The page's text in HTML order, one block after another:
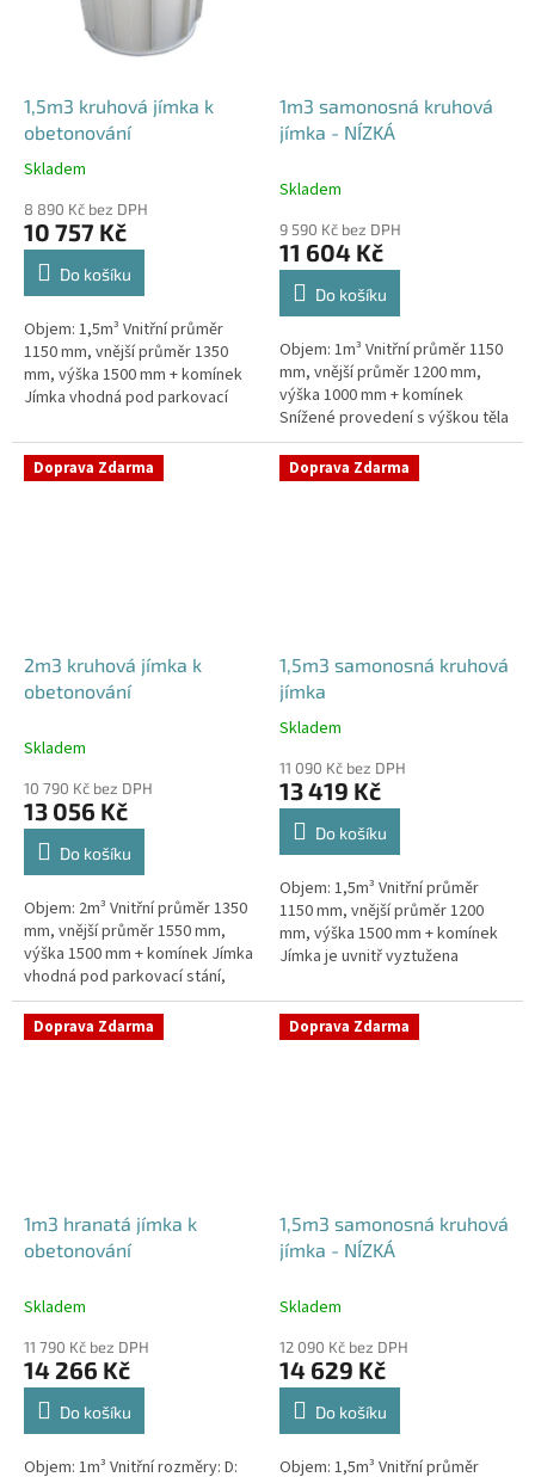
1,5m3 kruhová jímka k
obetonování
Průměrné
produktu
je
5,0
hvězdiček.
Skladem
8 890 Kč bez DPH
10 757 Kč
Do košíku
Objem: 1,5m³ Vnitřní průměr
1150 mm, vnější průměr 1350
mm, výška 1500 mm + komínek
Jímka vhodná pod parkovací
Průměr přítoku specifikujte v...
1m3 samonosná kruhová
jímka - NÍZKÁ
Skladem
9 590 Kč bez DPH
11 604 Kč
Do košíku
Objem: 1m³ Vnitřní průměr 1150
mm, vnější průměr 1200 mm,
výška 1000 mm + komínek
Snížené provedení s výškou těla
pouhý 1m! Kvalitní, pevná jímka
bez potřeby obetonování
Průměr...
Doprava Zdarma
2m3 kruhová jímka k
obetonování
Skladem
10 790 Kč bez DPH
13 056 Kč
Do košíku
Objem: 2m³ Vnitřní průměr 1350
mm, vnější průměr 1550 mm,
výška 1500 mm + komínek Jímka
vhodná pod parkovací stání,
komunikace i terasy Průměr
přítoku specifikujte v...
Doprava Zdarma
1,5m3 samonosná kruhová
jímka
Průměrné
produktu
je
4,2
hvězdiček.
Skladem
11 090 Kč bez DPH
13 419 Kč
Do košíku
Objem: 1,5m³ Vnitřní průměr
1150 mm, vnější průměr 1200
mm, výška 1500 mm + komínek
Jímka je uvnitř vyztužena
garanci její
samonosnosti.Kvalitní, pevná...
Doprava Zdarma
1m3 hranatá jímka k
obetonování
Skladem
11 790 Kč bez DPH
14 266 Kč
Do košíku
Objem: 1m³ Vnitřní rozměry: D:
Doprava Zdarma
1,5m3 samonosná kruhová
jímka - NÍZKÁ
Skladem
12 090 Kč bez DPH
14 629 Kč
Do košíku
Objem: 1,5m³ Vnitřní průměr